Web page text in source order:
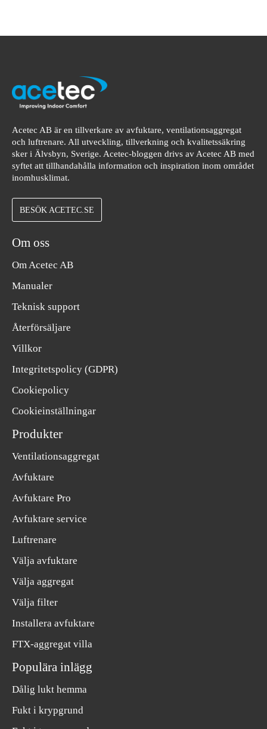
Acetec AB är en tillverkare av avfuktare, ventilationsaggregat
och luftrenare. All utveckling, tillverkning och kvalitetssäkring
sker i Älvsbyn, Sverige. Acetec-bloggen drivs av Acetec AB med
syftet att tillhandahålla information och inspiration inom området
inomhusklimat.
BESÖK ACETEC.SE
Om oss
Om Acetec AB
Manualer
Teknisk support
Återförsäljare
Villkor
Integritetspolicy (GDPR)
Cookiepolicy
Cookieinställningar
Produkter
Ventilationsaggregat
Avfuktare
Avfuktare Pro
Avfuktare service
Luftrenare
Välja avfuktare
Välja aggregat
Välja filter
Installera avfuktare
FTX-aggregat villa
Populära inlägg
Dålig lukt hemma
Fukt i krypgrund